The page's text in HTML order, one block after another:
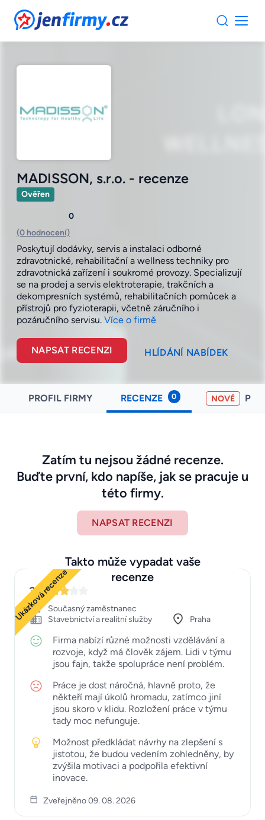
JenFirmy.cz
MADISSON, s.r.o. - recenze
Ověřen
0
(0 hodnocení)
Poskytují dodávky, servis a instalaci odborné
zdravotnické, rehabilitační a wellness techniky pro
zdravotnická zařízení i soukromé provozy. Specializují
se na prodej a servis elektroterapie, trakčních a
dekompresních systémů, rehabilitačních pomůcek a
přístrojů pro fyzioterapii, včetně záručního i
pozáručního servisu. Více o firmě
NAPSAT RECENZI HLÍDÁNÍ NABÍDEK
PROFIL FIRMY RECENZE 0 NOVÉ
Zatím tu nejsou žádné recenze.
Buďte první, kdo napíše, jak se pracuje u
této firmy.
NAPSAT RECENZI
Takto může vypadat vaše
recenze
Ukázková recenze
3
Současný zaměstnanec
Stavebnictví a realitní služby
Praha
Firma nabízí různé možnosti vzdělávání a
rozvoje, když má člověk zájem. Lidi v týmu
jsou fajn, takže spolupráce není problém.
Práce je dost náročná, hlavně proto, že
někteří mají úkolů hromadu, zatímco jiní
jsou skoro v klidu. Rozložení práce v týmu
tady moc nefunguje.
Možnost předkládat návrhy na zlepšení s
jistotou, že budou vedením zohledněny, by
zvýšila motivaci a podpořila efektivní
inovace.
Zveřejněno 09. 08. 2026